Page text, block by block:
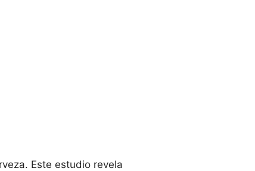
Este estudio revela